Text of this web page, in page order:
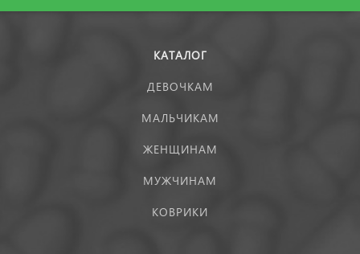
КАТАЛОГ
ДЕВОЧКАМ
МАЛЬЧИКАМ
ЖЕНЩИНАМ
МУЖЧИНАМ
КОВРИКИ